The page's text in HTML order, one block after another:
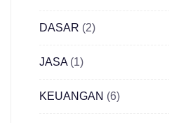
DASAR (2)
JASA(1)
KEUANGAN (6)